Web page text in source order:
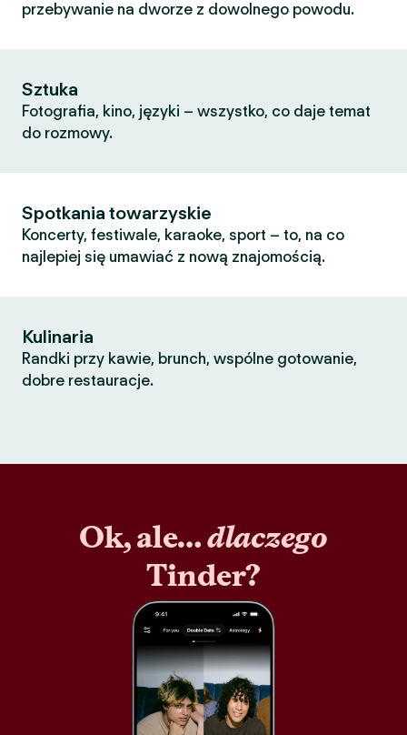
przebywanie na dworze z dowolnego powodu.
Sztuka
Fotografia, kino, języki – wszystko, co daje temat
do rozmowy.
Spotkania towarzyskie
Koncerty, festiwale, karaoke, sport – to, na co
najlepiej się umawiać z nową znajomością.
Kulinaria
Randki przy kawie, brunch, wspólne gotowanie,
dobre restauracje.
Ok, ale…dlaczego
Tinder?